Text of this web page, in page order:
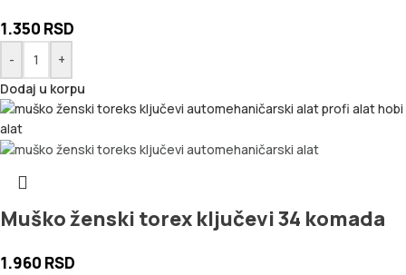
1.350 RSD
-
+
Dodaj u korpu
Muško ženski torex ključevi 34 komada
1.960 RSD